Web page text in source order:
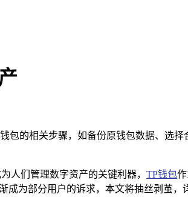
包的相关步骤，如备份原钱包数据、选
人们管理数字资产的关键利器， TP钱包
为部分用户的诉求，本文将抽丝剥茧